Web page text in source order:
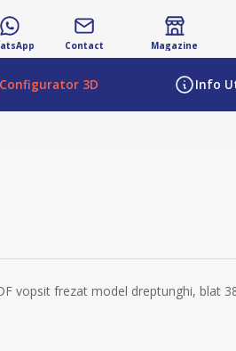
Contact Magazine
Configurator 3D Info
vopsit frezat model dreptunghi, blat